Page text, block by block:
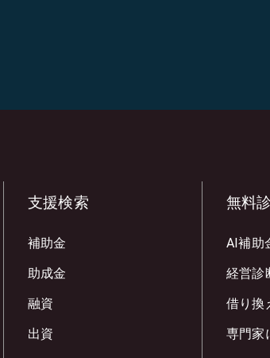
支援検索
補助金
助成金
融資
出資
無料
AI補助
経営診
借り換
専門家